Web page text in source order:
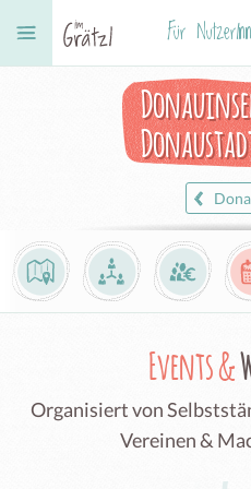
Für
Events &
Organisiert von
Vereinen &